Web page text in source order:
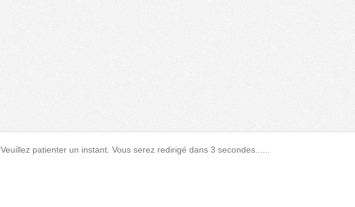
Veuillez patienter un instant. Vous serez redirigé dans 3 secondes......